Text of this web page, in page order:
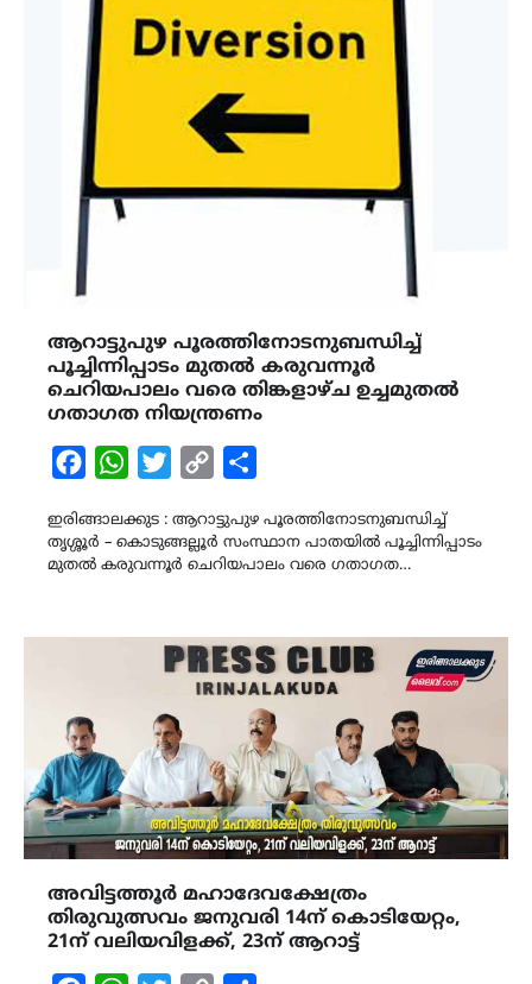
ആറാട്ടുപുഴ പൂരത്തിനോടനുബന്ധിച്ച്
പൂച്ചിന്നിപ്പാടം മുതൽ കരുവന്നൂർ
ചെറിയപാലം വരെ തിങ്കളാഴ്ച ഉച്ചമുതൽ
ഗതാഗത നിയന്ത്രണം
FacebookWhatsAppTwitterCopy
ഇരിങ്ങാലക്കുട : ആറാട്ടുപുഴ പൂരത്തിനോടനുബന്ധിച്ച്
തൃശ്ശൂർ – കൊടുങ്ങല്ലൂർ സംസ്ഥാന പാതയിൽ പൂച്ചിന്നിപ്പാടം
മുതൽ കരുവന്നൂർ ചെറിയപാലം വരെ ഗതാഗത…
അവിട്ടത്തൂർ മഹാദേവക്ഷേത്രം
തിരുവുത്സവം ജനുവരി 14ന് കൊടിയേറ്റം,
21ന് വലിയവിളക്ക്, 23ന് ആറാട്ട്